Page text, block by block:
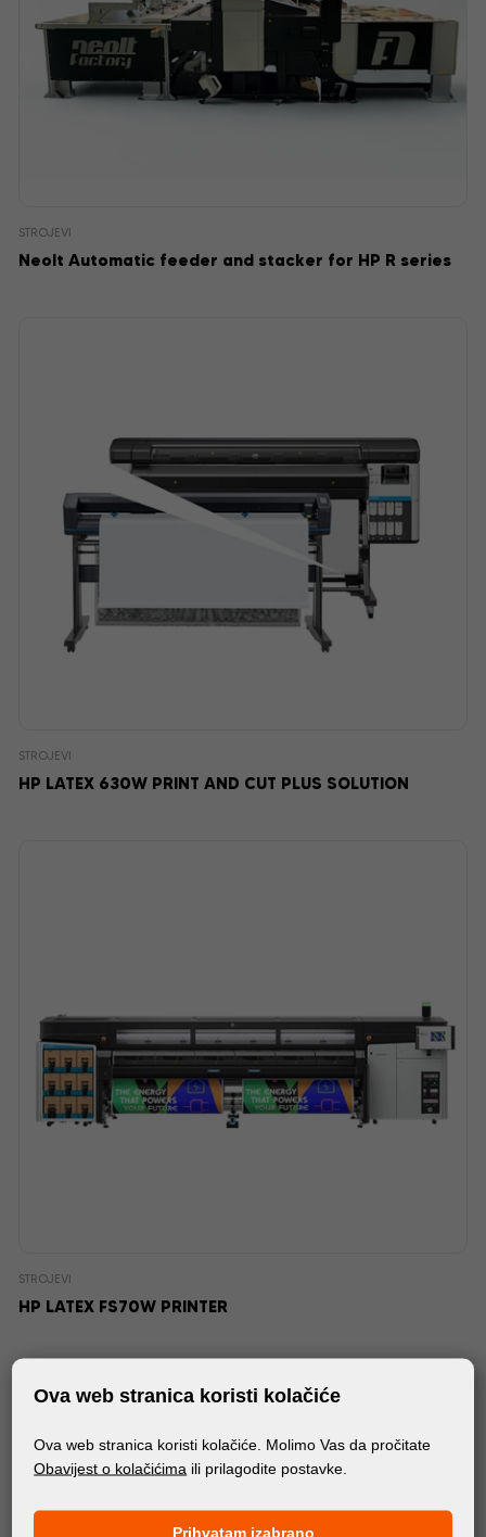
STROJEVI
Neolt Automatic feeder and stacker for HP R series
STROJEVI
HP LATEX 630W PRINT AND CUT PLUS SOLUTION
STROJEVI
HP LATEX FS70W PRINTER
Ova web stranica koristi kolačiće
Ova web stranica koristi kolačiće. Molimo Vas da pročitate
Obavijest o kolačićima ili prilagodite postavke.
Prihvatam izabrano